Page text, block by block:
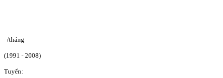
/tháng
(1991 - 2008)
Tuyển: